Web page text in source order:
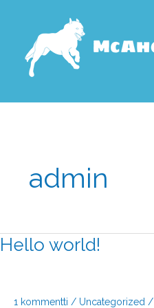
admin
Hello world!
1 kommentti / Uncategorized /
Hello